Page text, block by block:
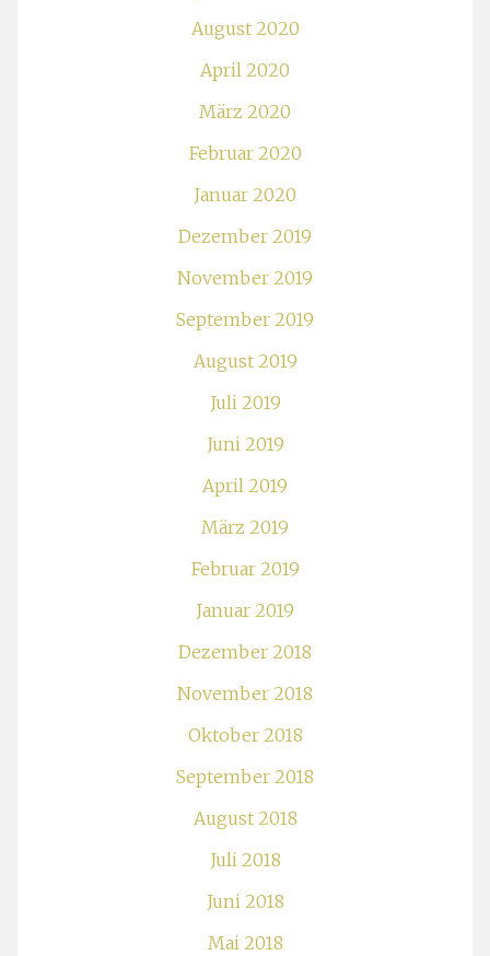
August 2020
April 2020
März 2020
Februar 2020
Januar 2020
Dezember 2019
November 2019
September 2019
August 2019
Juli 2019
Juni 2019
April 2019
März 2019
Februar 2019
Januar 2019
Dezember 2018
November 2018
Oktober 2018
September 2018
August 2018
Juli 2018
Juni 2018
Mai 2018